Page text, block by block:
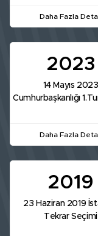
Daha Fazla
2023
14 Mayıs 2023
Cumhurbaşkanlığı
Daha Fazla
2019
23 Haziran 2019
Tekrar Seçimi